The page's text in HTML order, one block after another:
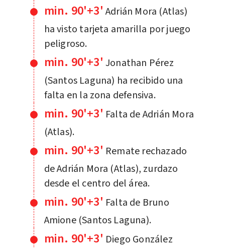
min. 90'+3' Adrián Mora (Atlas)
ha visto tarjeta amarilla por juego
peligroso.
min. 90'+3' Jonathan Pérez
(Santos Laguna) ha recibido una
falta en la zona defensiva.
min. 90'+3' Falta de Adrián Mora
(Atlas).
min. 90'+3' Remate rechazado
de Adrián Mora (Atlas), zurdazo
desde el centro del área.
min. 90'+3' Falta de Bruno
Amione (Santos Laguna).
min. 90'+3' Diego González